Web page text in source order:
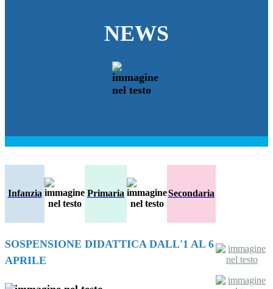
NEWS
Infanzia Primaria Secondaria
SOSPENSIONE DIDATTICA DALL'1 AL 6
APRILE